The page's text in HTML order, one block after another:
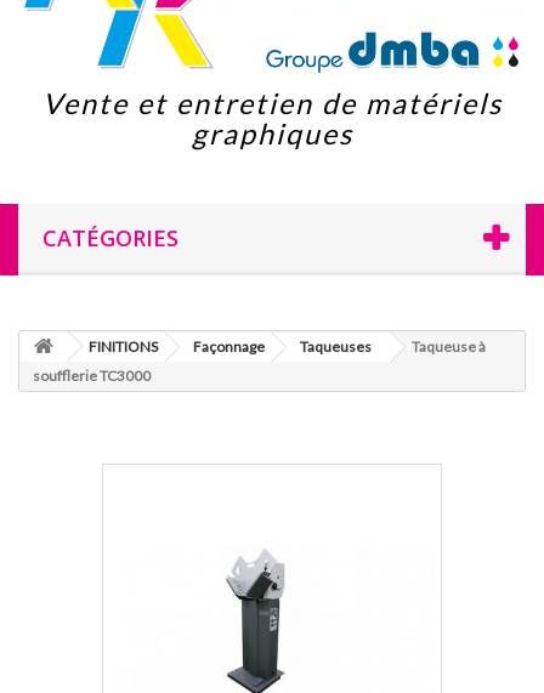
Vente et entretien de matériels
graphiques
CATÉGORIES
FINITIONS Façonnage Taqueuses
Taqueuse à
soufflerie TC3000